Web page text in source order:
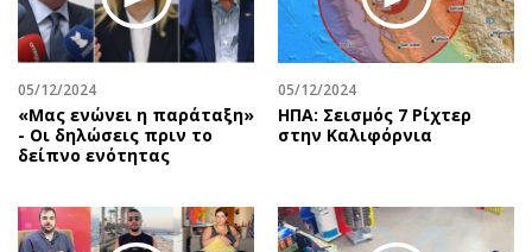
Χειρόγραφα
Επιστολές
05/12/2024
«Μας ενώνει η παράταξη»
- Οι δηλώσεις πριν το
δείπνο ενότητας
05/12/2024
ΗΠΑ: Σεισμός 7 Ρίχτερ
στην Καλιφόρνια